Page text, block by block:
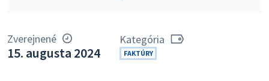
Zverejnené
15. augusta 2024
Kategória
FAKTÚRY